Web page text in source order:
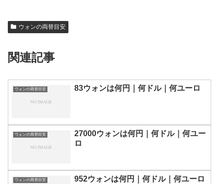
ウォンの両替目安
関連記事
ウォンの両替目安 83ウォンは何円｜何ドル｜何ユーロ
ウォンの両替目安
27000ウォンは何円｜何ドル｜何ユー
ロ
ウォンの両替目安 952ウォンは何円｜何ドル｜何ユーロ